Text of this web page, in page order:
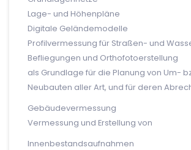
Lage- und Höhenpläne
Digitale Geländemodelle
Profilvermessung für Straßen- und
Befliegungen und Orthofotoerstellung
als Grundlage für die Planung von Um-
Neubauten aller Art, und für deren
Gebäudevermessung
Vermessung und Erstellung von
Innenbestandsaufnahmen